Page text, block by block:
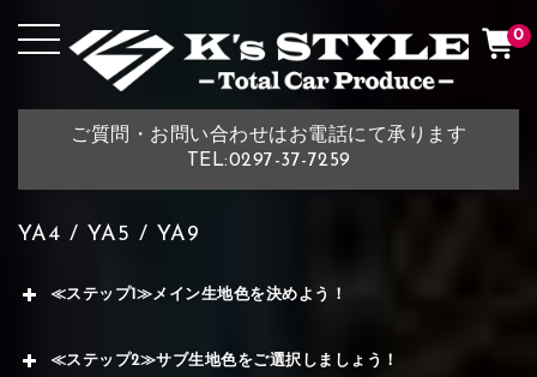
ご質問・お問い合わせはお電話にて承ります
TEL:0297-37-7259
0
YA4 / YA5 / YA9
≪ステップ1≫メイン生地色を決めよう！
≪ステップ2≫サブ生地色をご選択しましょう！